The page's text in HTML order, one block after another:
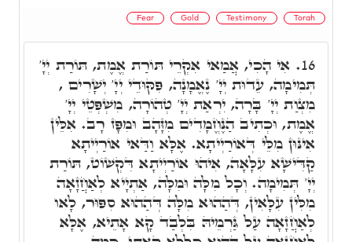
Fear Gold Testimony Torah
16. אִי הָכִי, אֲמַאי אִקְרֵי תּוֹרַת אֱמֶת, תּוֹרַת יְיָ'
תְּמִימָה, עֵדוּת יְיָ' נֶאֱמָנָה, פִּקּוּדֵי יְיָ' יְשָׁרִים ,
מִצְוַת יְיָ' בָּרָה, יִרְאַת יְיָ' טְהוֹרָה, מִשְׁפְּטֵי יְיָ'
אֱמֶת, וּכְתִיב הַנֶּחֱמָדִים מִזָּהָב וּמִפָּז רָב. אִלֵּין
אִינּוּן מִלֵּי דְּאוֹרַיְיתָא. אֶלָּא וַדַּאי אוֹרַיְיתָא
קַדִּישָׁא עִלָּאָה, אִיהוּ אוֹרַיְיתָא דִּקְשׁוֹט, תּוֹרַת
יְיָ' תְּמִימָה. וְכָל מִלָּה וּמִלָּה, אַתְיָיא לְאַחֲזָאָה
מִלִּין עִלָּאִין, דְּהַהוּא מִלָּה דְּהַהוּא סִפּוּר, לָאו
לְאַחֲזָאָה עַל גַּרְמֵיהּ בִּלְבַד קָא אָתֵיא, אֶלָּא